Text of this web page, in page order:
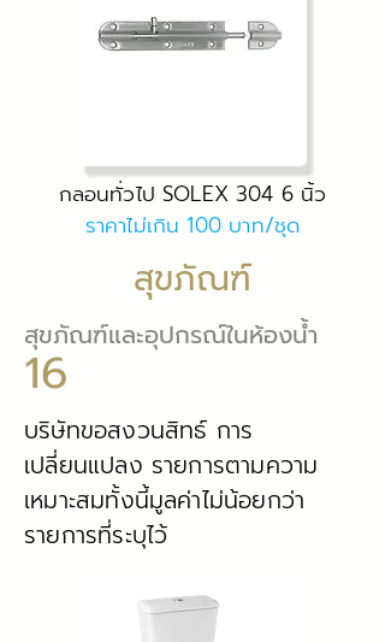
กลอนทั่วไป SOLEX 304 6 นิ้ว
ราคาไม่เกิน 100 บาท/ชุด
สุขภัณฑ์
สุขภัณฑ์และอุปกรณ์ในห้องน้ำ
16
บริษัทขอสงวนสิทธ์ การ
เปลี่ยนแปลง รายการตามความ
เหมาะสมทั้งนี้มูลค่าไม่น้อยกว่า
รายการที่ระบุไว้